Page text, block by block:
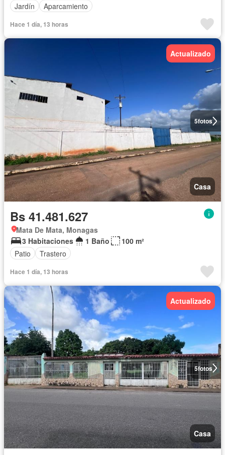
Jardín
Aparcamiento
Hace 1 día, 13 horas
5fotos
Actualizado
Casa
Bs 41.481.627
Mata De Mata, Monagas
3 Habitaciones
1 Baño
100 m²
Patio
Trastero
Hace 1 día, 13 horas
5fotos
Actualizado
Casa